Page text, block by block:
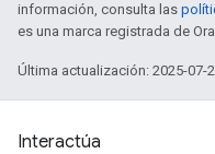
información, consulta las
es una marca registrada de
Última actualización: 2025-07-
Interactúa